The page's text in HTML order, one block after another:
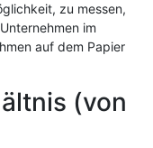
zu messen,
im
auf dem Papier
(von